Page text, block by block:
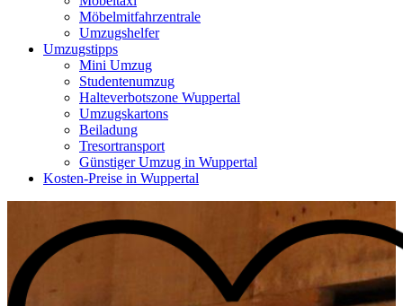
Möbelmitfahrzentrale
Umzugshelfer
Umzugstipps
Mini Umzug
Studentenumzug
Halteverbotszone Wuppertal
Umzugskartons
Beiladung
Tresortransport
Günstiger Umzug in Wuppertal
Kosten-Preise in Wuppertal